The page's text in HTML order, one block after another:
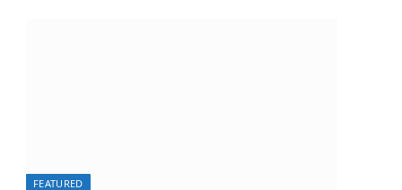
FEATURED